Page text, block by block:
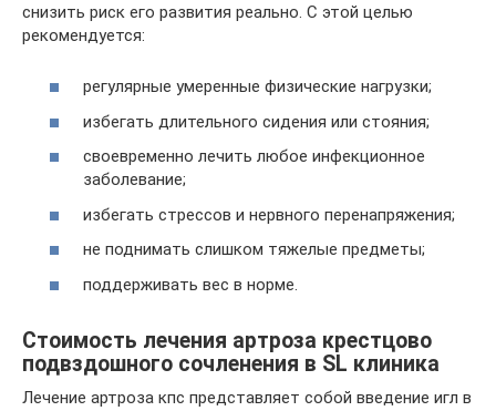
снизить риск его развития реально. С этой целью
рекомендуется:
регулярные умеренные физические нагрузки;
избегать длительного сидения или стояния;
своевременно лечить любое инфекционное
заболевание;
избегать стрессов и нервного перенапряжения;
не поднимать слишком тяжелые предметы;
поддерживать вес в норме.
Стоимость лечения артроза крестцово
подвздошного сочленения в SL клиника
Лечение артроза кпс представляет собой введение игл в